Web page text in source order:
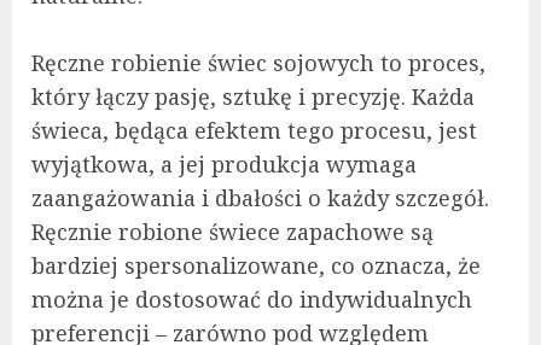
Ręczne robienie świec sojowych to proces,
który łączy pasję, sztukę i precyzję. Każda
świeca, będąca efektem tego procesu, jest
wyjątkowa, a jej produkcja wymaga
zaangażowania i dbałości o każdy szczegół.
Ręcznie robione świece zapachowe są
bardziej spersonalizowane, co oznacza, że
można je dostosować do indywidualnych
preferencji – zarówno pod względem